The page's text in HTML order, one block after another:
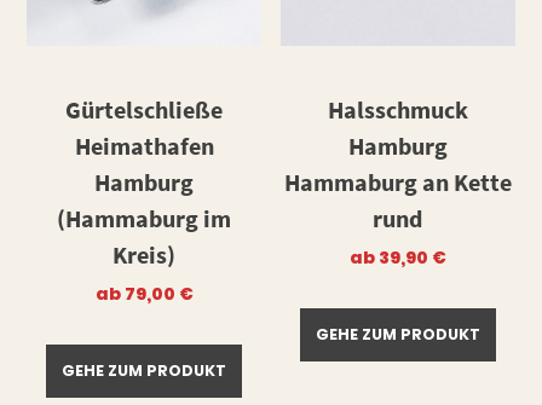
Gürtelschließe
Heimathafen
Hamburg
(Hammaburg im
Kreis)
ab 79,00 €
GEHE ZUM PRODUKT
Halsschmuck
Hamburg
Hammaburg an Kette
rund
ab 39,90 €
GEHE ZUM PRODUKT